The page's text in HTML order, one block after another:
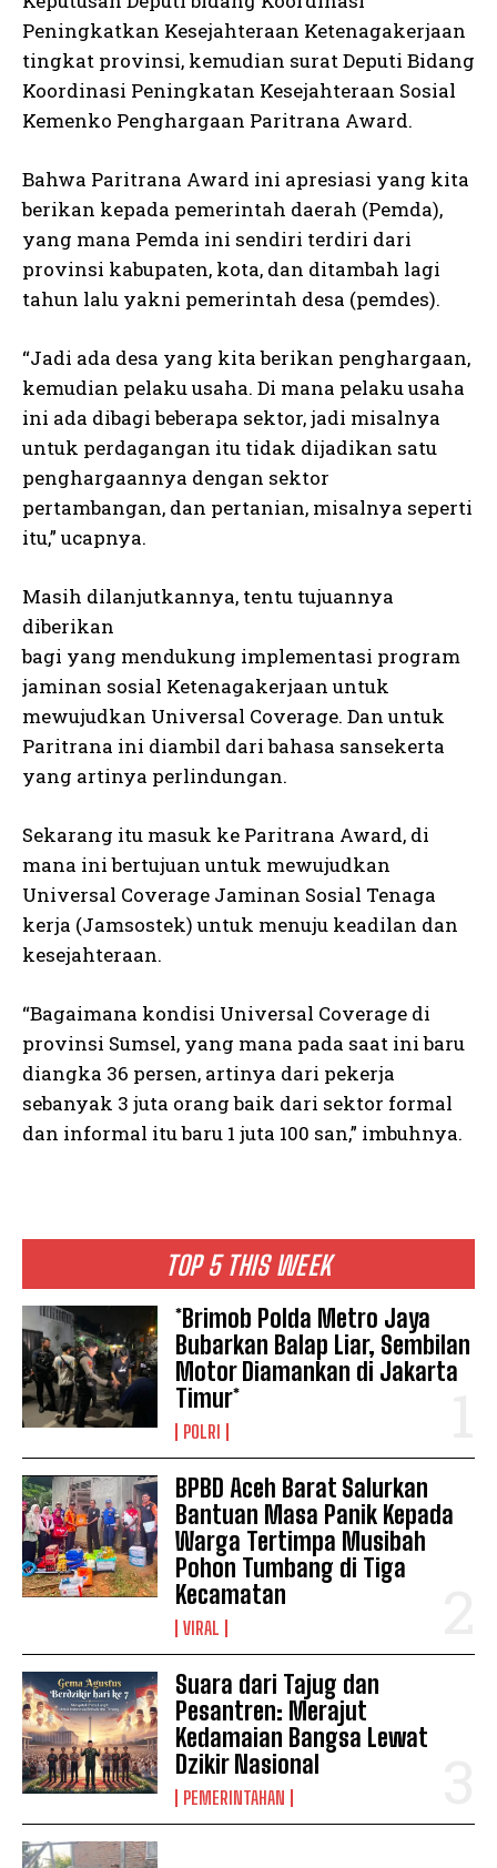
TOP 5 THIS WEEK
*Brimob Polda Metro Jaya
Bubarkan Balap Liar, Sembilan
Motor Diamankan di Jakarta
Timur*
POLRI
BPBD Aceh Barat Salurkan
Bantuan Masa Panik Kepada
Warga Tertimpa Musibah
Pohon Tumbang di Tiga
Kecamatan
VIRAL
Suara dari Tajug dan
Pesantren: Merajut
Kedamaian Bangsa Lewat
Dzikir Nasional
PEMERINTAHAN
Peningkatkan Kesejahteraan Ketenagakerjaan
tingkat provinsi, kemudian surat Deputi Bidang
Koordinasi Peningkatan Kesejahteraan Sosial
Kemenko Penghargaan Paritrana Award.
Bahwa Paritrana Award ini apresiasi yang kita
berikan kepada pemerintah daerah (Pemda),
yang mana Pemda ini sendiri terdiri dari
provinsi kabupaten, kota, dan ditambah lagi
tahun lalu yakni pemerintah desa (pemdes).
“Jadi ada desa yang kita berikan penghargaan,
kemudian pelaku usaha. Di mana pelaku usaha
ini ada dibagi beberapa sektor, jadi misalnya
untuk perdagangan itu tidak dijadikan satu
penghargaannya dengan sektor
pertambangan, dan pertanian, misalnya seperti
itu,” ucapnya.
Masih dilanjutkannya, tentu tujuannya
diberikan
bagi yang mendukung implementasi program
jaminan sosial Ketenagakerjaan untuk
mewujudkan Universal Coverage. Dan untuk
Paritrana ini diambil dari bahasa sansekerta
yang artinya perlindungan.
Sekarang itu masuk ke Paritrana Award, di
mana ini bertujuan untuk mewujudkan
Universal Coverage Jaminan Sosial Tenaga
kerja (Jamsostek) untuk menuju keadilan dan
kesejahteraan.
“Bagaimana kondisi Universal Coverage di
provinsi Sumsel, yang mana pada saat ini baru
diangka 36 persen, artinya dari pekerja
sebanyak 3 juta orang baik dari sektor formal
dan informal itu baru 1 juta 100 san,” imbuhnya.